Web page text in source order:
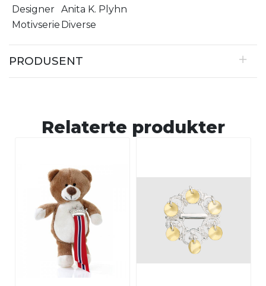
Designer Anita K. Plyhn
Motivserie Diverse
PRODUSENT
Relaterte produkter